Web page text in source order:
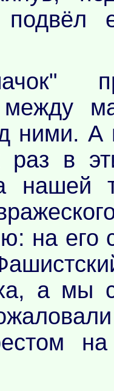
ними.
раз в
нашей
на его
а мы